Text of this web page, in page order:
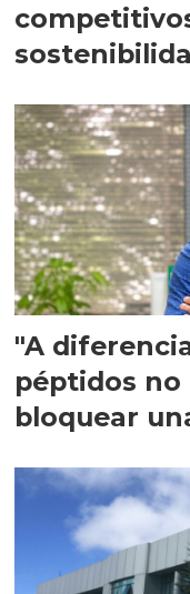
"A
péptidos no
bloquear